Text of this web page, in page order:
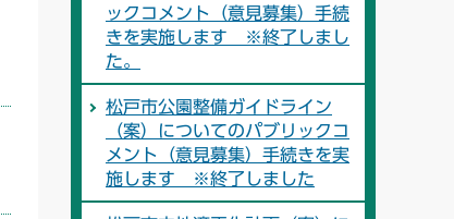
ックコメント（意見募集）手続
きを実施します ※終了しまし
た。
松戸市公園整備ガイドライン
（案）についてのパブリックコ
メント（意見募集）手続きを実
施します ※終了しました